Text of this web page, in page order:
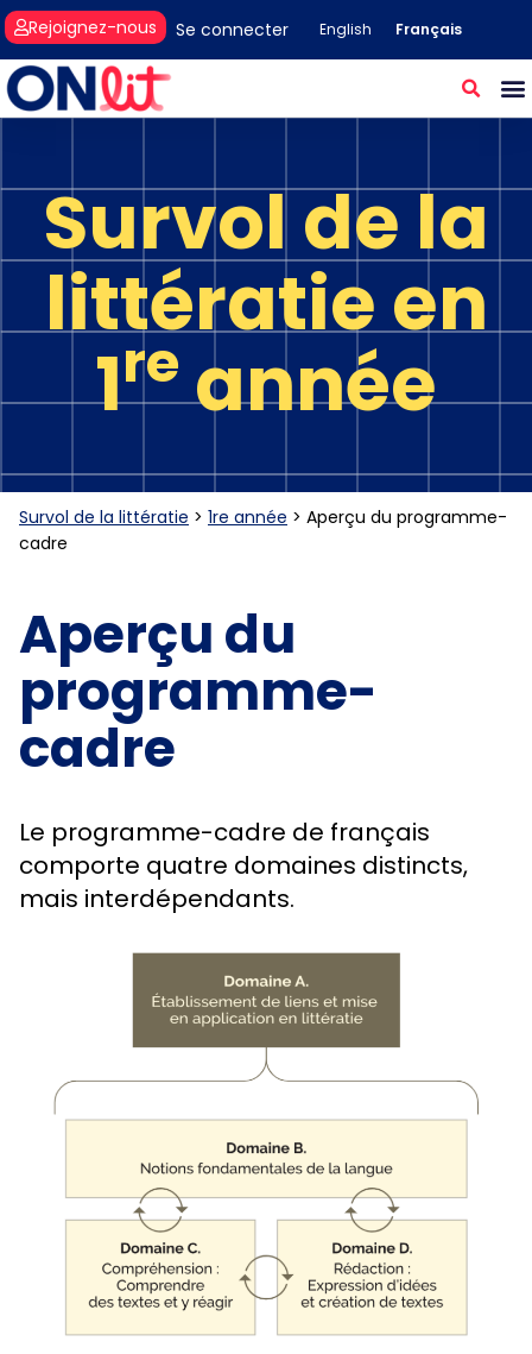
Se connecter
Rejoignez-nous English Français
Survol de la
littératie en
1reannée
Survol de la littératie > 1re année > Aperçu du programme-
cadre
Aperçu du
programme-
cadre
Le programme-cadre de français
comporte quatre domaines distincts,
mais interdépendants.